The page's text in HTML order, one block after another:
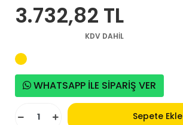
3.732,82 TL
KDV DAHİL
WHATSAPP İLE SİPARİŞ VER
Sepete Ekle